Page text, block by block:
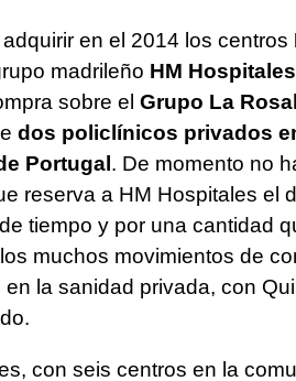
en el 2014 los centros
madrileño HM Hospitales
sobre el Grupo La
dos policlínicos privados
Portugal. De momento no
reserva a HM Hospitales el
tiempo y por una cantidad
muchos movimientos de
la sanidad privada, con
con seis centros en la